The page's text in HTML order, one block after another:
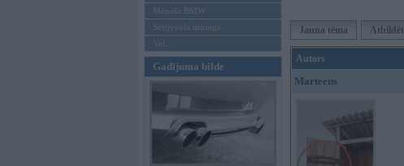
Mēneša BMW
Sērijveida tūnings
Vel...
Gadījuma bilde
Jauna tēma Atbildēt
Autors
Marteens